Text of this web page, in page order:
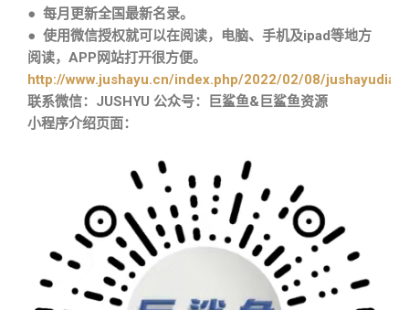
● 每月更新全国最新名录。
● 使用微信授权就可以在阅读，电脑、手机及ipad等地方
阅读，APP网站打开很方便。
http://www.jushayu.cn/index.php/2022/02/08/
联系微信：JUSHYU 公众号：巨鲨鱼&巨鲨鱼资源
小程序介绍页面：